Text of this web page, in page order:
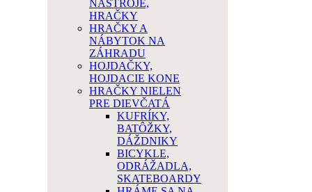
NÁSTROJE,
HRAČKY
HRAČKY A
NÁBYTOK NA
ZÁHRADU
HOJDAČKY,
HOJDACIE KONE
HRAČKY NIELEN
PRE DIEVČATÁ
KUFRÍKY,
BATÔŽKY,
DÁŽDNIKY
BICYKLE,
ODRÁŽADLA,
SKATEBOARDY